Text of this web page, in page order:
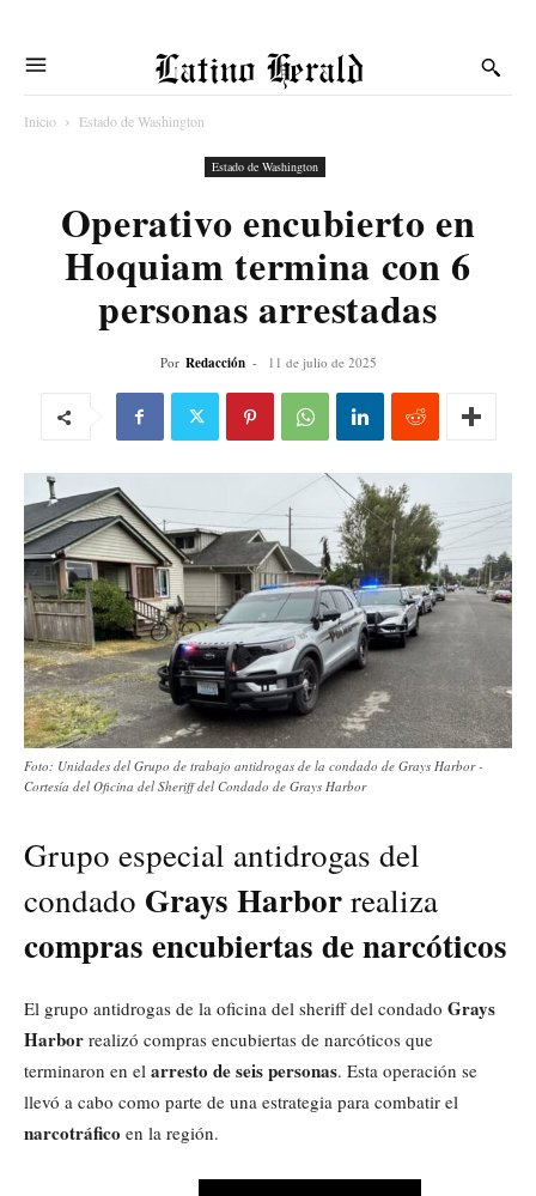
Latino Herald
Inicio Estado de Washington
Estado de Washington
Operativo encubierto en
Hoquiam termina con 6
personas arrestadas
Por Redacción - 11 de julio de 2025
Foto: Unidades del Grupo de trabajo antidrogas de la condado de Grays Harbor -
Cortesía del Oficina del Sheriff del Condado de Grays Harbor
Grupo especial antidrogas del
condado Grays Harborrealiza
compras encubiertas de narcóticos
El grupo antidrogas de la oficina del sheriff del condado Grays
Harbor realizó compras encubiertas de narcóticos que
terminaron en el arresto de seis personas. Esta operación se
llevó a cabo como parte de una estrategia para combatir el
narcotráfico en la región.